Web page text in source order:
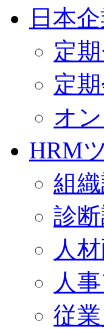
日本
定
定
オ
HRM
組
診
人
人
従